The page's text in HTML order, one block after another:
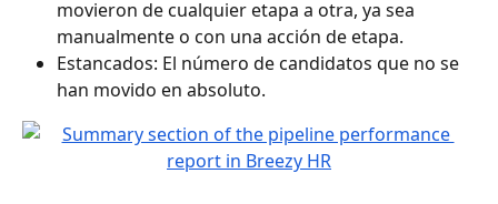
movieron de cualquier etapa a otra, ya sea
manualmente o con una acción de etapa.
Estancados: El número de candidatos que no se
han movido en absoluto.